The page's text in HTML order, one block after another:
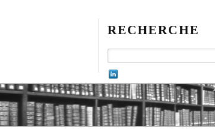
RECHERCHE